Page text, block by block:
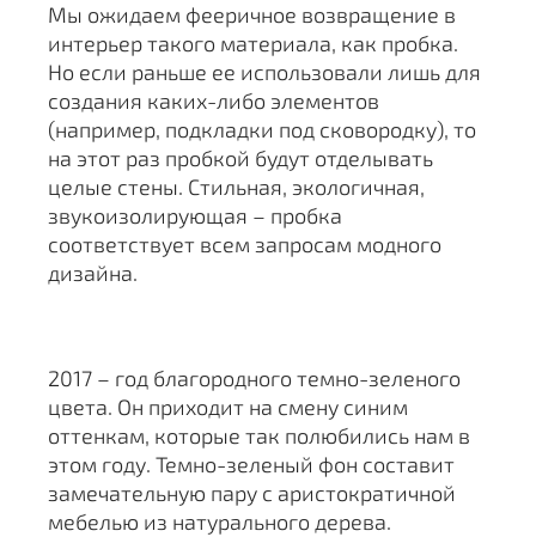
Мы ожидаем фееричное возвращение в
интерьер такого материала, как пробка.
Но если раньше ее использовали лишь для
создания каких-либо элементов
(например, подкладки под сковородку), то
на этот раз пробкой будут отделывать
целые стены. Стильная, экологичная,
звукоизолирующая – пробка
соответствует всем запросам модного
дизайна.
2017 – год благородного темно-зеленого
цвета. Он приходит на смену синим
оттенкам, которые так полюбились нам в
этом году. Темно-зеленый фон составит
замечательную пару с аристократичной
мебелью из натурального дерева.